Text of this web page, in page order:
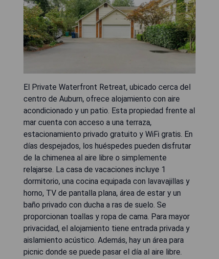
El Private Waterfront Retreat, ubicado cerca del
centro de Auburn, ofrece alojamiento con aire
acondicionado y un patio. Esta propiedad frente al
mar cuenta con acceso a una terraza,
estacionamiento privado gratuito y WiFi gratis. En
días despejados, los huéspedes pueden disfrutar
de la chimenea al aire libre o simplemente
relajarse. La casa de vacaciones incluye 1
dormitorio, una cocina equipada con lavavajillas y
horno, TV de pantalla plana, área de estar y un
baño privado con ducha a ras de suelo. Se
proporcionan toallas y ropa de cama. Para mayor
privacidad, el alojamiento tiene entrada privada y
aislamiento acústico. Además, hay un área para
picnic donde se puede pasar el día al aire libre.